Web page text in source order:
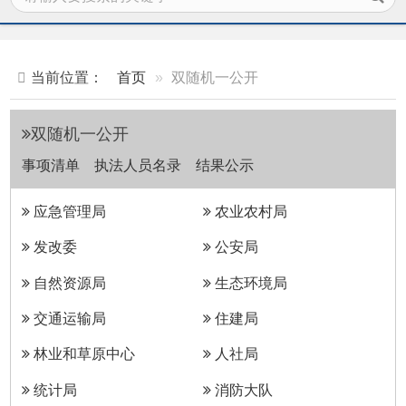
双随机一公开
事项清单 执法人员名录 结果公示
自然资源局 生态环境局
交通运输局 住建局
林业和草原中心 人社局